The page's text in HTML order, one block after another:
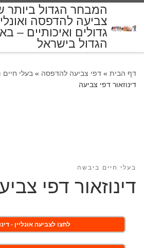
המבחר הגדול ביותר
צביעה להדפסה
גדולים ואיכותיים –
הגדול בישראל
דף הבית » דפי צביעה להדפסה » בעלי חיים
דינוזאור דפי צביעה
בעלי חיים ביבשה
דינוזאור דפי
לחצו לצביעה אונליין -